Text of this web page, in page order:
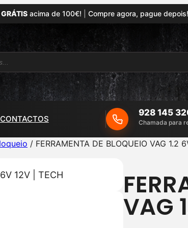
acima de 100€! Compre agora, pague depois!
CONTACTOS
928 145
Chamada para
/ FERRAMENTA DE BLOQUEIO VAG 1.2
VAG